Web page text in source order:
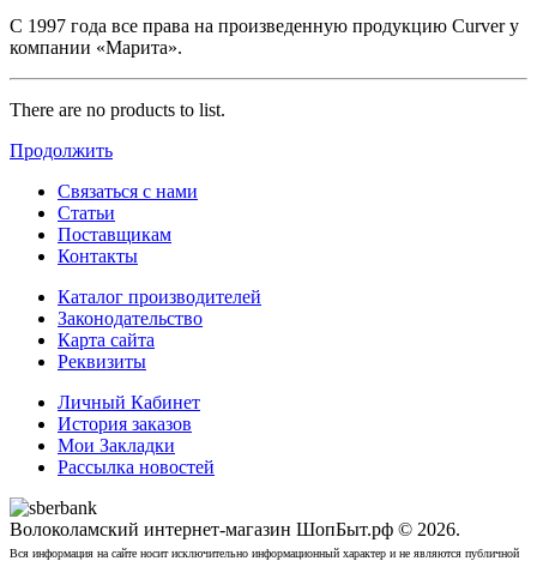
С 1997 года все права на произведенную продукцию Curver у
компании «Марита».
There are no products to list.
Продолжить
Связаться с нами
Статьи
Поставщикам
Контакты
Каталог производителей
Законодательство
Карта сайта
Реквизиты
Личный Кабинет
История заказов
Мои Закладки
Рассылка новостей
Волоколамский интернет-магазин ШопБыт.рф © 2026.
Вся информация на сайте носит исключительно информационный характер и не являются публичной